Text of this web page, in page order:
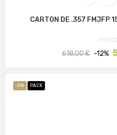
CARTON DE .357 FMJFP
Prix
618,00 € -12%
-5% PACK